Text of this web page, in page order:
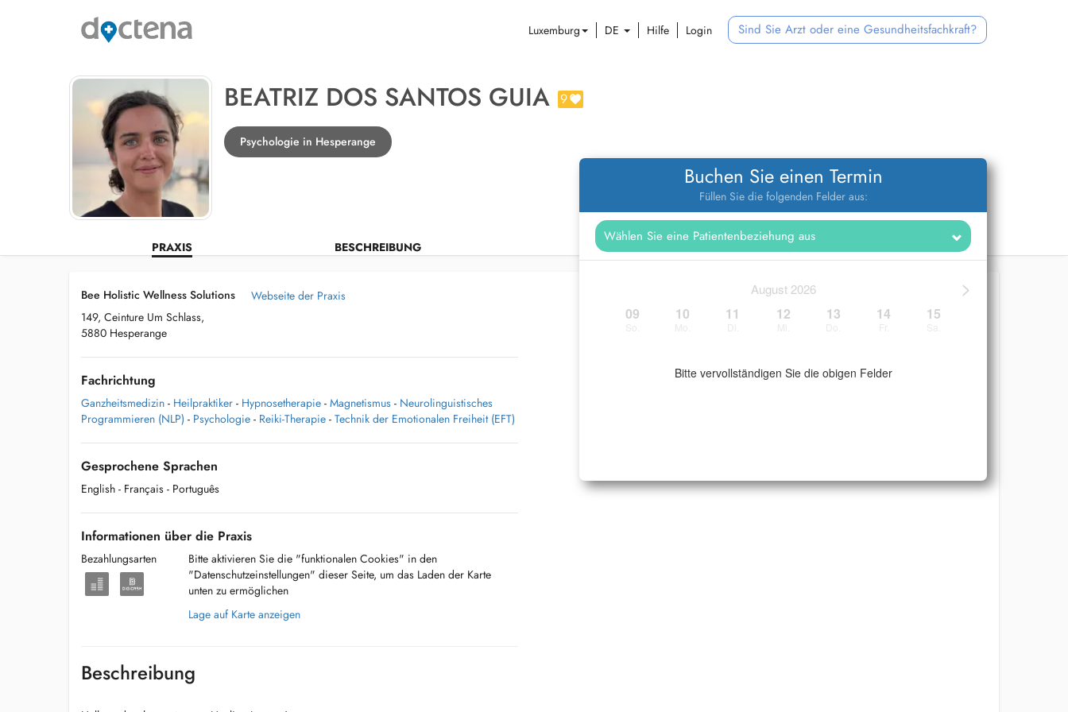
Luxemburg DE Hilfe Login Sind Sie Arzt oder eine Gesundheitsfachkraft?
BEATRIZ DOS SANTOS GUIA 9
Psychologie in Hesperange
PRAXIS BESCHREIBUNG
Buchen Sie einen Termin
Füllen Sie die folgenden Felder aus:
>
August 2026
09 10 11 12 13 14 15
Bitte vervollständigen Sie die obigen Felder
Bee Holistic Wellness Solutions
149, Ceinture Um Schlass,
5880 Hesperange
Webseite der Praxis
Fachrichtung
Ganzheitsmedizin - Heilpraktiker - Hypnosetherapie - Magnetismus - Neurolinguistisches
Programmieren (NLP) - Psychologie - Reiki-Therapie - Technik der Emotionalen Freiheit (EFT)
Gesprochene Sprachen
English - Français - Português
Informationen über die Praxis
Bezahlungsarten
Bitte aktivieren Sie die "funktionalen Cookies" in den
"Datenschutzeinstellungen" dieser Seite, um das Laden der Karte
unten zu ermöglichen
Lage auf Karte anzeigen
Beschreibung